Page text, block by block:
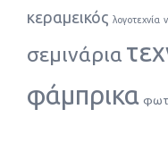
κεραμεικός λογοτεχνία
σεμινάρια
φάμπρικα